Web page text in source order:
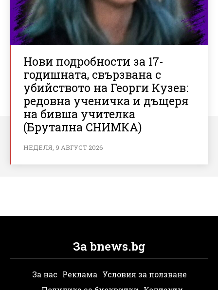
Нови подробности за 17-
годишната, свързвана с
убийството на Георги Кузев:
редовна ученичка и дъщеря
на бивша учителка
(Брутална СНИМКА)
НЕДЕЛЯ, 9 АВГУСТ 2026
За bnews.bg
За нас Реклама Условия за ползване